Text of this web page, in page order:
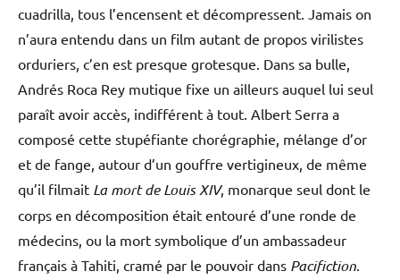
cuadrilla, tous l’encensent et décompressent. Jamais on
n’aura entendu dans un film autant de propos virilistes
orduriers, c’en est presque grotesque. Dans sa bulle,
Andrés Roca Rey mutique fixe un ailleurs auquel lui seul
paraît avoir accès, indifférent à tout. Albert Serra a
composé cette stupéfiante chorégraphie, mélange d’or
et de fange, autour d’un gouffre vertigineux, de même
qu’il filmait La mort de Louis XIV, monarque seul dont le
corps en décomposition était entouré d’une ronde de
médecins, ou la mort symbolique d’un ambassadeur
français à Tahiti, cramé par le pouvoir dans Pacifiction